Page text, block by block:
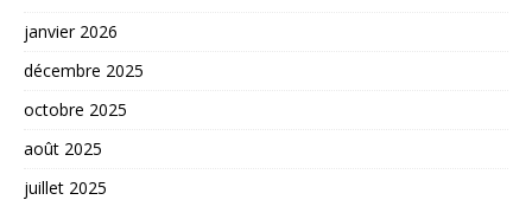
janvier 2026
décembre 2025
octobre 2025
août 2025
juillet 2025